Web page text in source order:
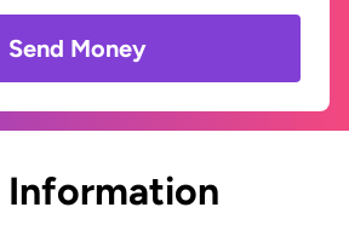
Send Money
Information